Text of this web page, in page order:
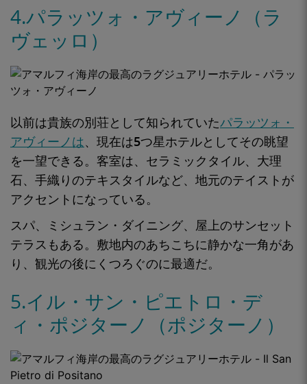
4.パラッツォ・アヴィーノ（ラ
ヴェッロ）
以前は貴族の別荘として知られていたパラッツォ・
アヴィーノは、現在は5つ星ホテルとしてその眺望
を一望できる。客室は、 セラミックタイル、大理
石、手織りのテキスタイルなど、地元のテイストが
アクセントになっている。
スパ、ミシュラン・ダイニング、屋上のサンセット
テラスもある。敷地内のあちこちに静かな一角があ
り、観光の後にくつろぐのに最適だ。
5.イル・サン・ピエトロ・デ
ィ・ポジターノ（ポジターノ）